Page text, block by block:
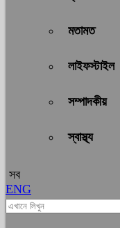
মতামত
লাইফস্টাইল
সম্পাদকীয়
স্বাস্থ্য
সব
ENG